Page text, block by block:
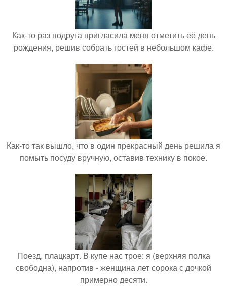
Как-то раз подруга пригласила меня отметить её день
рождения, решив собрать гостей в небольшом кафе.
Как-то так вышло, что в один прекрасный день решила я
помыть посуду вручную, оставив технику в покое.
Поезд, плацкарт. В купе нас трое: я (верхняя полка
свободна), напротив - женщина лет сорока с дочкой
примерно десяти.